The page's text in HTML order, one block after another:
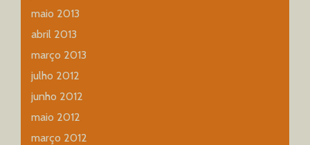
maio 2013
abril 2013
março 2013
julho 2012
junho 2012
maio 2012
março 2012